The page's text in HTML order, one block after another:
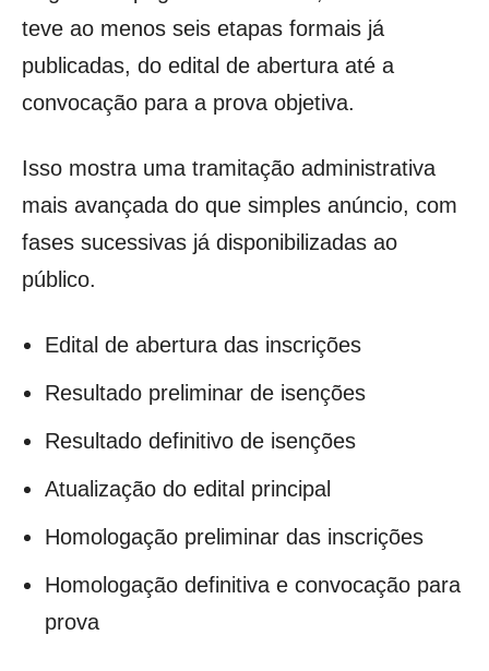
teve ao menos seis etapas formais já
publicadas, do edital de abertura até a
convocação para a prova objetiva.
Isso mostra uma tramitação administrativa
mais avançada do que simples anúncio, com
fases sucessivas já disponibilizadas ao
público.
Edital de abertura das inscrições
Resultado preliminar de isenções
Resultado definitivo de isenções
Atualização do edital principal
Homologação preliminar das inscrições
Homologação definitiva e convocação para
prova